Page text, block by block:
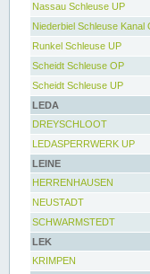
Nassau Schleuse UP
Niederbiel Schleuse Kanal
Runkel Schleuse UP
Scheidt Schleuse OP
Scheidt Schleuse UP
LEDA
DREYSCHLOOT
LEDASPERRWERK UP
LEINE
HERRENHAUSEN
NEUSTADT
SCHWARMSTEDT
LEK
KRIMPEN